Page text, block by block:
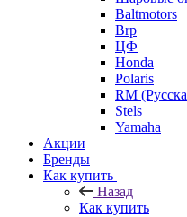
Baltmotors
Brp
ЦФ
Honda
Polaris
RM
Stels
Yamaha
Акции
Бренды
Как купить
Назад
Как купить